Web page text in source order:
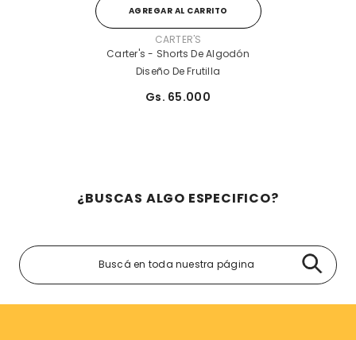
AGREGAR AL CARRITO
CARTER'S
Carter's - Shorts De Algodón
Diseño De Frutilla
Gs. 65.000
¿BUSCAS ALGO ESPECIFICO?